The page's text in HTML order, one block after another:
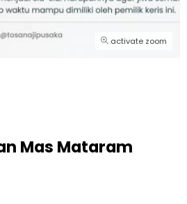
activate zoom
Mas Mataram